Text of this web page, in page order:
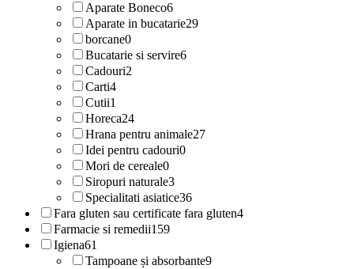
Aparate Boneco6
Aparate in bucatarie29
borcane0
Bucatarie si servire6
Cadouri2
Carti4
Cutii1
Horeca24
Hrana pentru animale27
Idei pentru cadouri0
Mori de cereale0
Siropuri naturale3
Specialitati asiatice36
Fara gluten sau certificate fara gluten4
Farmacie si remedii159
Igiena61
Tampoane și absorbante9